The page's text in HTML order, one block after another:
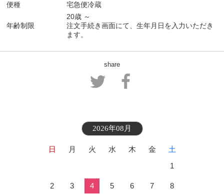
便種 宅急便冷蔵
年齢制限
20歳 ～
注文手続き画面にて、生年月日を入力いただき
ます。
share
2026年08月
日 月 火 水 木 金
土
1
2 3 4 5 6 7 8